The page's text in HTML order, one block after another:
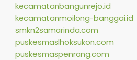
kecamatanbangunrejo.id
kecamatanmoilong-banggai.id
smkn2samarinda.com
puskesmaslhoksukon.com
puskesmaspenrang.com